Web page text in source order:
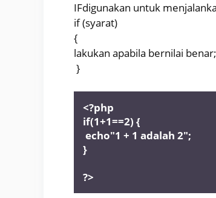
IFdigunakan untuk
if (syarat)
{
lakukan apabila bernilai benar;
}
<?php
if(1+1==2) {
echo"1 + 1 adalah 2";
}
?>